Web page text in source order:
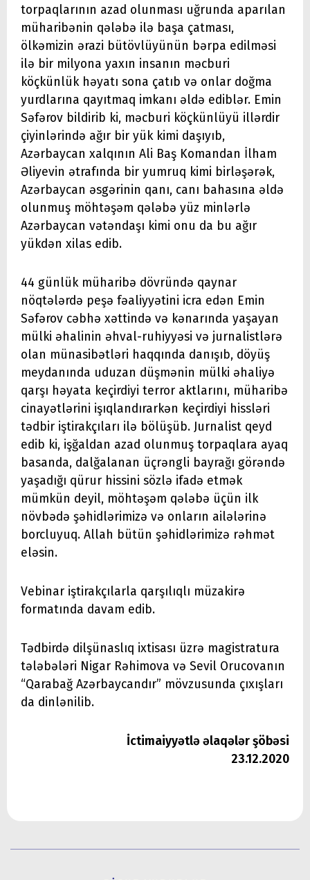
torpaqlarının azad olunması uğrunda aparılan
müharibənin qələbə ilə başa çatması,
ölkəmizin ərazi bütövlüyünün bərpa edilməsi
ilə bir milyona yaxın insanın məcburi
köçkünlük həyatı sona çatıb və onlar doğma
yurdlarına qayıtmaq imkanı əldə ediblər. Emin
Səfərov bildirib ki, məcburi köçkünlüyü illərdir
çiyinlərində ağır bir yük kimi daşıyıb,
Azərbaycan xalqının Ali Baş Komandan İlham
Əliyevin ətrafında bir yumruq kimi birləşərək,
Azərbaycan əsgərinin qanı, canı bahasına əldə
olunmuş möhtəşəm qələbə yüz minlərlə
Azərbaycan vətəndaşı kimi onu da bu ağır
yükdən xilas edib.
44 günlük müharibə dövründə qaynar
nöqtələrdə peşə fəaliyyətini icra edən Emin
Səfərov cəbhə xəttində və kənarında yaşayan
mülki əhalinin əhval-ruhiyyəsi və jurnalistlərə
olan münasibətləri haqqında danışıb, döyüş
meydanında uduzan düşmənin mülki əhaliyə
qarşı həyata keçirdiyi terror aktlarını, müharibə
cinayətlərini işıqlandırarkən keçirdiyi hissləri
tədbir iştirakçıları ilə bölüşüb. Jurnalist qeyd
edib ki, işğaldan azad olunmuş torpaqlara ayaq
basanda, dalğalanan üçrəngli bayrağı görəndə
yaşadığı qürur hissini sözlə ifadə etmək
mümkün deyil, möhtəşəm qələbə üçün ilk
növbədə şəhidlərimizə və onların ailələrinə
borcluyuq. Allah bütün şəhidlərimizə rəhmət
eləsin.
Vebinar iştirakçılarla qarşılıqlı müzakirə
formatında davam edib.
Tədbirdə dilşünaslıq ixtisası üzrə magistratura
tələbələri Nigar Rəhimova və Sevil Orucovanın
“Qarabağ Azərbaycandır” mövzusunda çıxışları
da dinlənilib.
İctimaiyyətlə əlaqələr şöbəsi
23.12.2020